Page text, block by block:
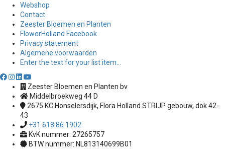
Webshop
Contact
Zeester Bloemen en Planten
FlowerHolland Facebook
Privacy statement
Algemene voorwaarden
Enter the text for your list item...
Zeester Bloemen en Planten bv
Middelbroekweg 44 D
2675 KC Honselersdijk, Flora Holland STRIJP gebouw, dok 42-
43
+31 618 86 1902
KvK nummer: 27265757
BTW nummer: NL813140699B01